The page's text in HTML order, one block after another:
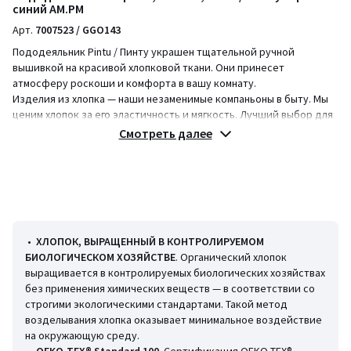
синий AM.PM
Арт. 7007523 / GGO143
Пододеяльник Pintu / Пинту украшен тщательной ручной
вышивкой на красивой хлопковой ткани. Они принесет
атмосферу роскоши и комфорта в вашу комнату.
Изделия из хлопка — наши незаменимые компаньоны в быту. Мы
ценим хлопок за его эластичность и мягкость. Лучший выбор для
детского и взрослого постельного белья !
измерения качества ткани, в частности постельного белья, — это
количество нитей на см². Благодаря переплетению и количеству
нитей достигаются определенные свойства ткани. Оптимальное
количество нитей делает постельное белье особенно мягким.
• Застежка на пуговицы по низу
Уход
Смотреть далее
• ХЛОПОК, ВЫРАЩЕННЫЙ В КОНТРОЛИРУЕМОМ
БИОЛОГИЧЕСКОМ ХОЗЯЙСТВЕ. Органический хлопок
выращивается в контролируемых биологических хозяйствах
без применения химических веществ — в соответствии со
строгими экологическими стандартами. Такой метод
возделывания хлопка оказывает минимальное воздействие
на окружающую среду.